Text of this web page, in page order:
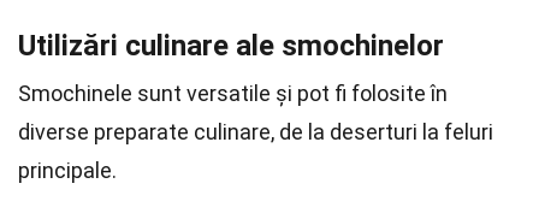
Utilizări culinare ale smochinelor
Smochinele sunt versatile și pot fi folosite în
diverse preparate culinare, de la deserturi la feluri
principale.